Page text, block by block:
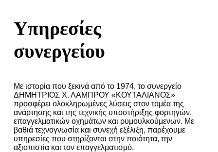
Υπηρεσίες
συνεργείου
Με ιστορία που ξεκινά από το 1974, το συνεργείο
ΔΗΜΗΤΡΙΟΣ Χ. ΛΑΜΠΡΟΥ «ΚΟΥΤΑΛΙΑΝΟΣ»
προσφέρει ολοκληρωμένες λύσεις στον τομέα της
ανάρτησης και της τεχνικής υποστήριξης φορτηγών,
επαγγελματικών οχημάτων και ρυμουλκούμενων. Με
βαθιά τεχνογνωσία και συνεχή εξέλιξη, παρέχουμε
υπηρεσίες που στηρίζονται στην ποιότητα, την
αξιοπιστία και τον επαγγελματισμό.